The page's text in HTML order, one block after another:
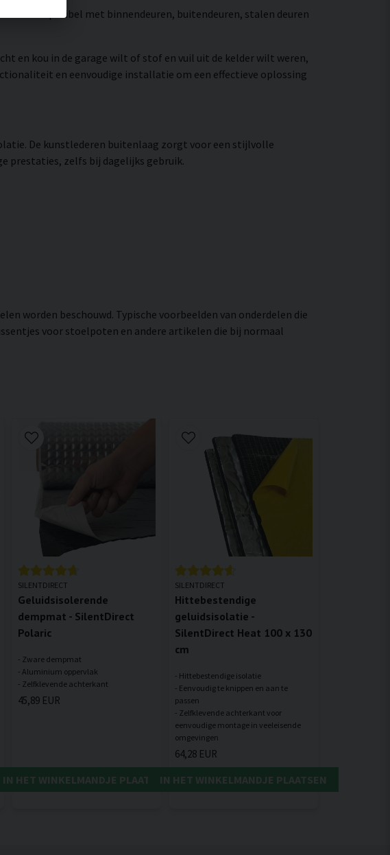
is compatibel met binnendeuren, buitendeuren, stalen deuren
en kou in de garage wilt of stof en vuil uit de kelder wilt weren,
en eenvoudige installatie om een effectieve oplossing
De kunstlederen buitenlaag zorgt voor een stijlvolle
prestaties, zelfs bij dagelijks gebruik.
worden beschouwd. Typische voorbeelden van onderdelen die
voor stoelpoten en andere artikelen die bij normaal
SILENTDIRECT
Geluidsisolerende
dempmat - SilentDirect
Polaric
- Zware dempmat
- Aluminium oppervlak
45,89 EUR
IN HET WINKELMANDJE PLAATSEN
SILENTDIRECT
Hittebestendige
geluidsisolatie -
SilentDirect Heat 100 x 130
cm
- Hittebestendige isolatie
- Eenvoudig te knippen en aan te
passen
- Zelfklevende achterkant voor
eenvoudige montage in veeleisende
64,28 EUR
IN HET WINKELMANDJE PLAATSEN